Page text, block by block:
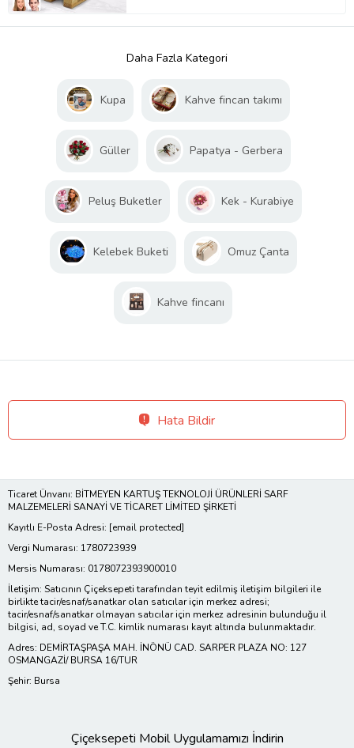
Daha Fazla Kategori
Kupa Kahve fincan takımı
Güller Papatya - Gerbera
Peluş Buketler Kek - Kurabiye
Kelebek Buketi Omuz Çanta
Kahve fincanı
Hata Bildir
Ticaret Ünvanı: BİTMEYEN KARTUŞ TEKNOLOJİ ÜRÜNLERİ SARF
MALZEMELERİ SANAYİ VE TİCARET LİMİTED ŞİRKETİ
Kayıtlı E-Posta Adresi: [email protected]
Vergi Numarası: 1780723939
Mersis Numarası: 0178072393900010
İletişim: Satıcının Çiçeksepeti tarafından teyit edilmiş iletişim bilgileri ile
birlikte tacir/esnaf/sanatkar olan satıcılar için merkez adresi;
tacir/esnaf/sanatkar olmayan satıcılar için merkez adresinin bulunduğu il
bilgisi, ad, soyad ve T.C. kimlik numarası kayıt altında bulunmaktadır.
Adres: DEMİRTAŞPAŞA MAH. İNÖNÜ CAD. SARPER PLAZA NO: 127
OSMANGAZİ/ BURSA 16/TUR
Şehir: Bursa
Çiçeksepeti Mobil Uygulamamızı İndirin